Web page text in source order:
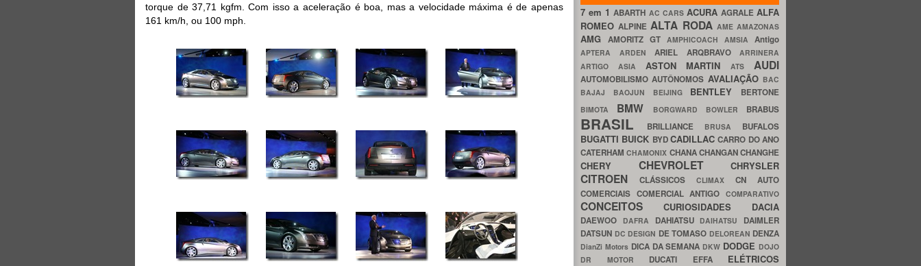
torque de 37,71 kgfm. Com isso a aceleração é boa, mas a velocidade máxima é de apenas
161 km/h, ou 100 mph.
7 em 1ABARTH AC CARS ACURA AGRALE ALFA
ROMEOALPINEALTA RODA AME AMAZONAS
AMG AMORITZ GT AMPHICOACH AMSIA Antigo
APTERA ARDEN ARIEL ARQBRAVO ARRINERA
ARTIGO ASIA ASTON MARTINATS AUDI
AUTOMOBILISMOAUTÔNOMOS AVALIAÇÃO BAC
BAJAJ BAOJUN BEIJING BENTLEY BERTONE
BIMOTA BMW BORGWARD BOWLER BRABUS
BRASIL BRILLIANCE BRUSA BUFALOS
BUGATTI BUICK BYDCADILLACCARRO DO ANO
CATERHAMCHAMONIX CHANACHANGANCHANGHE
CHERY CHEVROLET CHRYSLER
CITROEN CLÁSSICOS CLIMAX CN AUTO
COMERCIAIS COMERCIAL ANTIGOCOMPARATIVO
CONCEITOS CURIOSIDADES DACIA
DAEWOO DAFRA DAHIATSU DAIHATSU DAIMLER
DATSUN DC DESIGN DE TOMASO DELOREAN DENZA
DianZi Motors DICA DA SEMANA DKW DODGE DOJO
DR MOTOR DUCATI EFFA ELÉTRICOS